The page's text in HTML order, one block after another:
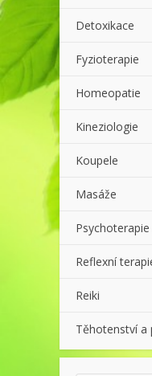
Detoxikace
Fyzioterapie
Homeopatie
Kineziologie
Koupele
Masáže
Reflexní
Reiki
Těhotenství a